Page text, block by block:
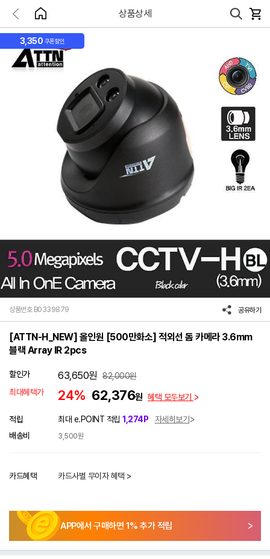
상품상세
3,350 쿠폰할인
상품번호 B0339879 공유하기
[ATTN-H_NEW] 올인원 [500만화소] 적외선 돔 카메라 3.6mm
블랙 Array IR 2pcs
할인가 63,650원 82,000원
최대혜택가
24% 62,376원 혜택 모두보기
적립 최대 e.POINT 적립 1,274P
자세히보기
배송비
3,500원
카드혜택 카드사별 무이자 혜택 >
APP에서 구매하면 1% 추가 적립